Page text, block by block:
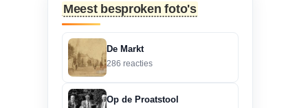
3-8-2026
Hoek Matthijs van Dulkenstraat
en Bisschop Philip
Roveniusstraat
“Beste redactie, dit klopt
Meest besproken foto's
De Markt
286 reacties
Op de Proatstool